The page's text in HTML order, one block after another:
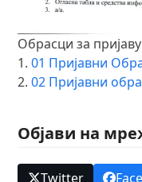
Обрасци за
1.01 Пријавни
2.02 Пријавни
Објави на
Twitter